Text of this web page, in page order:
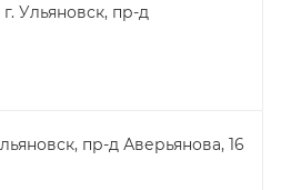
Ульяновск, пр-д
пр-д Аверьянова, 16